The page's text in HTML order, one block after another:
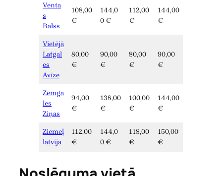
Venta
s
Balss
108,00
€
144,0
0 €
112,00
€
144,00
€
Vietējā
Latgal
es
Avīze
80,00
€
90,00
€
80,00
€
90,00
€
Zemga
les
Ziņas
94,00
€
138,00
€
100,00
€
144,00
€
Ziemeļ
latvija
112,00
€
144,0
0 €
118,00
€
150,00
€